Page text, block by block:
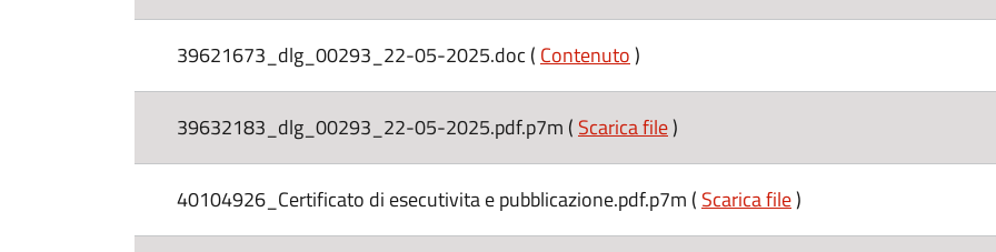
39621673_dlg_00293_22-05-2025.doc ( Contenuto)
39632183_dlg_00293_22-05-2025.pdf.p7m ( Scarica file)
40104926_Certificato di esecutivita e pubblicazione.pdf.p7m ( Scarica file)